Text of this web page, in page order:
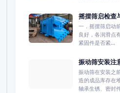
摇摆筛启检查
一．摇摆筛启动
良好，各润滑点
紧固件是否紧...
振动筛安装注
振动筛在安装之前
造的成品库存在堆
轴承生锈、密